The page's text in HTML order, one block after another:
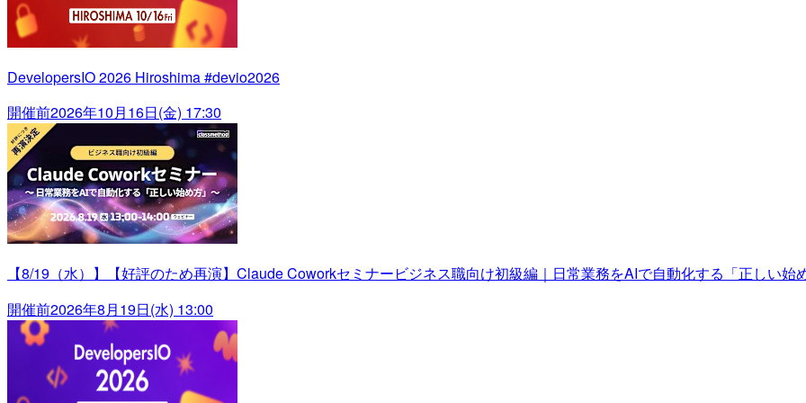
DevelopersIO 2026 Hiroshima #devio2026
開催前2026年10月16日(金) 17:30
【8/19（水）】【好評のため再演】Claude Coworkセミナービジネス職向け初級編｜日常業務をAIで自動化する「正しい始
開催前2026年8月19日(水) 13:00